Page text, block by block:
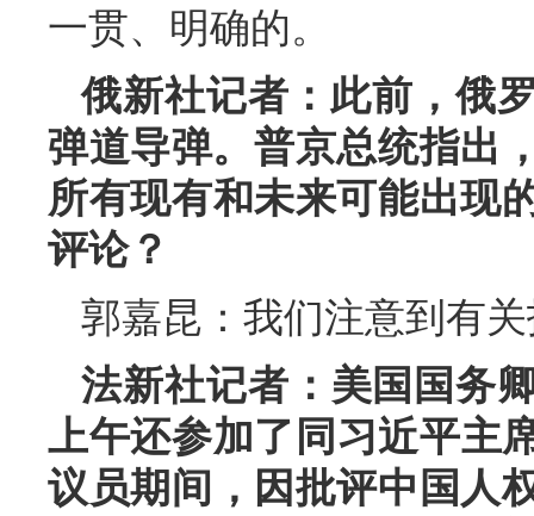
一贯、明确的。
俄新社记者：此前，俄
弹道导弹。普京总统指出
所有现有和未来可能出现
评论？
郭嘉昆：我们注意到有
法新社记者：美国国务
上午还参加了同习近平主
议员期间，因批评中国人